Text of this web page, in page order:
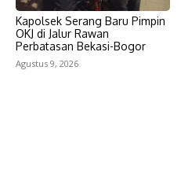
Kapolsek Serang Baru Pimpin
OKJ di Jalur Rawan
Perbatasan Bekasi-Bogor
Agustus 9, 2026